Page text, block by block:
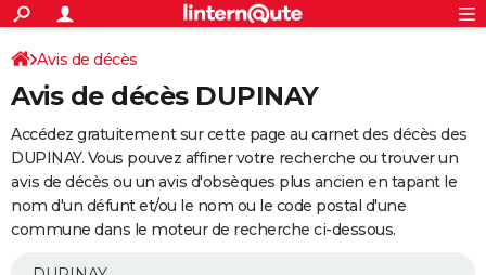
ACTUALITÉS
Politique
Société
Faits Divers
Education
Monde
Villes
+
SPORT
Coupe du monde 2026
Football
Tennis
Cyclisme
Rugby
Forum
Programme TV
TNT
Streaming
Cinéma
Sorties cinéma
Musique
+
FINANCE
Retraite
Epargne
Immobilier
Risques naturels par ville
Banque
Assurance
AUTO
Essais
Réserver un essai
Citadines
Berlines
SUV
Forum auto
+
Avis de décès
Avis de décès DUPINAY
Accédez gratuitement sur cette page au carnet des décès des
DUPINAY. Vous pouvez affiner votre recherche ou trouver un
avis de décès ou un avis d'obsèques plus ancien en tapant le
nom d'un défunt et/ou le nom ou le code postal d'une
commune dans le moteur de recherche ci-dessous.